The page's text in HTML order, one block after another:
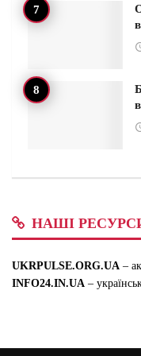
НАШІ
UKRPULSE.ORG.UA –
INFO24.IN.UA –